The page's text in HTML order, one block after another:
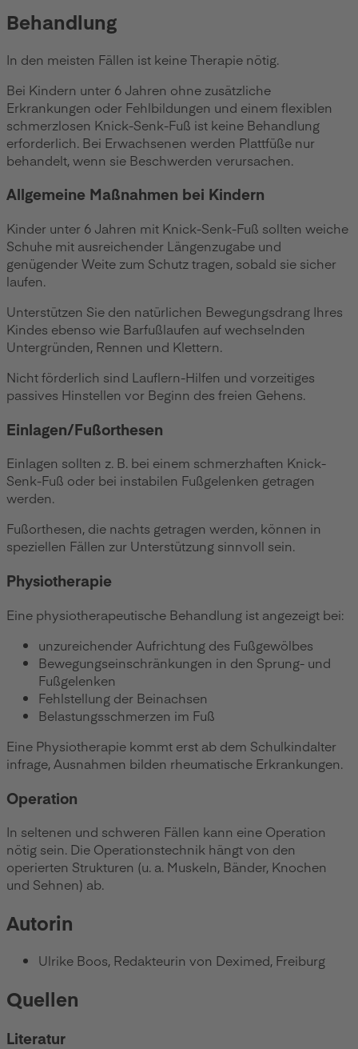
Behandlung
In den meisten Fällen ist keine Therapie nötig.
Bei Kindern unter 6 Jahren ohne zusätzliche
Erkrankungen oder Fehlbildungen und einem flexiblen
schmerzlosen Knick-Senk-Fuß ist keine Behandlung
erforderlich. Bei Erwachsenen werden Plattfüße nur
behandelt, wenn sie Beschwerden verursachen.
Allgemeine Maßnahmen bei Kindern
Kinder unter 6 Jahren mit Knick-Senk-Fuß sollten weiche
Schuhe mit ausreichender Längenzugabe und
genügender Weite zum Schutz tragen, sobald sie sicher
laufen.
Unterstützen Sie den natürlichen Bewegungsdrang Ihres
Kindes ebenso wie Barfußlaufen auf wechselnden
Untergründen, Rennen und Klettern.
Nicht förderlich sind Lauflern-Hilfen und vorzeitiges
passives Hinstellen vor Beginn des freien Gehens.
Einlagen/Fußorthesen
Einlagen sollten z. B. bei einem schmerzhaften Knick-
Senk-Fuß oder bei instabilen Fußgelenken getragen
werden.
Fußorthesen, die nachts getragen werden, können in
speziellen Fällen zur Unterstützung sinnvoll sein.
Physiotherapie
Eine physiotherapeutische Behandlung ist angezeigt bei:
unzureichender Aufrichtung des Fußgewölbes
Bewegungseinschränkungen in den Sprung- und
Fußgelenken
Fehlstellung der Beinachsen
Belastungsschmerzen im Fuß
Eine Physiotherapie kommt erst ab dem Schulkindalter
infrage, Ausnahmen bilden rheumatische Erkrankungen.
Operation
In seltenen und schweren Fällen kann eine Operation
nötig sein. Die Operationstechnik hängt von den
operierten Strukturen (u. a. Muskeln, Bänder, Knochen
und Sehnen) ab.
Autorin
Ulrike Boos, Redakteurin von Deximed, Freiburg
Quellen
Literatur